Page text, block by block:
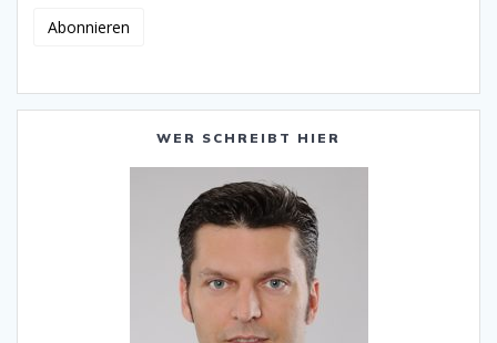
WER SCHREIBT HIER